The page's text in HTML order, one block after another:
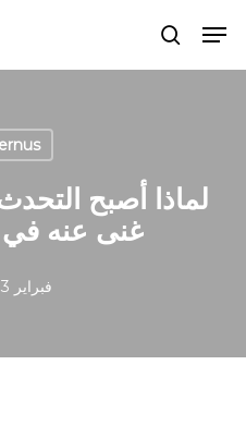
search
لماذا أصبح التحدث
غنى عنه في عام
فبراير 13, 2025